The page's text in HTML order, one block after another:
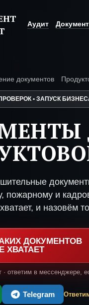
Аудит
документов
• ЗАПУСК
пожарному и
и назовём
ДОКУМЕНТОВ
ХВАТАЕТ
· ответим в мессенджере,
Telegram